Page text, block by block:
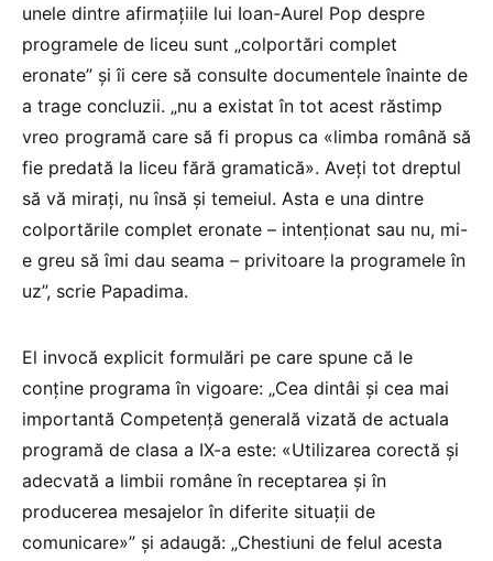
unele dintre afirmațiile lui Ioan-Aurel Pop despre
programele de liceu sunt „colportări complet
eronate” și îi cere să consulte documentele înainte de
a trage concluzii. „nu a existat în tot acest răstimp
vreo programă care să fi propus ca «limba română să
fie predată la liceu fără gramatică». Aveți tot dreptul
să vă mirați, nu însă și temeiul. Asta e una dintre
colportările complet eronate – intenționat sau nu, mi-
e greu să îmi dau seama – privitoare la programele în
uz”, scrie Papadima.
El invocă explicit formulări pe care spune că le
conține programa în vigoare: „Cea dintâi și cea mai
importantă Competență generală vizată de actuala
programă de clasa a IX-a este: «Utilizarea corectă și
adecvată a limbii române în receptarea și în
producerea mesajelor în diferite situații de
comunicare»” și adaugă: „Chestiuni de felul acesta